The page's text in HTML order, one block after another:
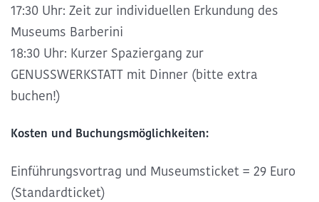
17:30 Uhr: Zeit zur individuellen Erkundung des
Museums Barberini
18:30 Uhr: Kurzer Spaziergang zur
GENUSSWERKSTATT mit Dinner (bitte extra
buchen!)
Kosten und Buchungsmöglichkeiten:
Einführungsvortrag und Museumsticket = 29 Euro
(Standardticket)